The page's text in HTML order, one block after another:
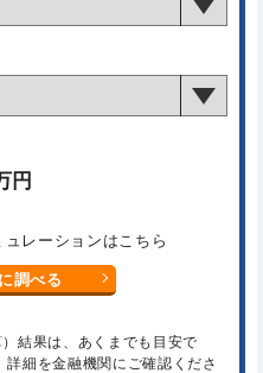
円
レーションはこちら
調べる
結果は、あくまでも目安で
細を金融機関にご確認くださ